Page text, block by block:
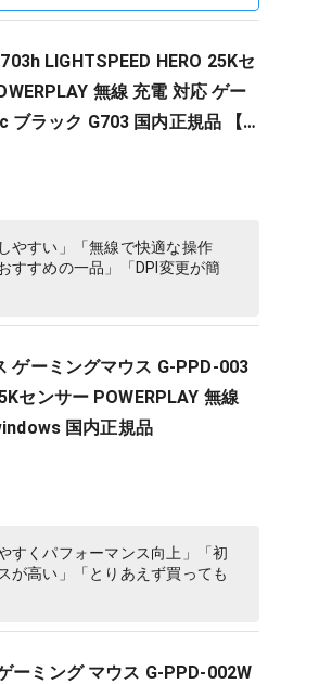
LIGHTSPEED HERO 25Kセ
無線 充電 対応 ゲー
ブラック G703 国内正規品 【
やすい」「無線で快適な操作
すすめの一品」「DPI変更が簡
ゲーミングマウス G-PPD-003
センサー POWERPLAY 無線
国内正規品
すくパフォーマンス向上」「初
が高い」「とりあえず買っても
ーミング マウス G-PPD-002W